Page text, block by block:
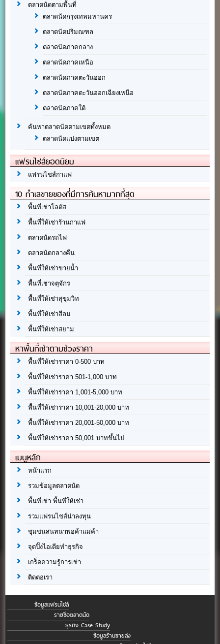
ตลาดนัดตามพื้นที่
ตลาดนัดกรุงเทพมหานคร
ตลาดนัดปริมณฑล
ตลาดนัดภาคกลาง
ตลาดนัดภาคเหนือ
ตลาดนัดภาคตะวันออก
ตลาดนัดภาคตะวันออกเฉียงเหนือ
ตลาดนัดภาคใต้
ค้นหาตลาดนัดตามเขตทั้งหมด
ตลาดนัดแบ่งตามเขต
แฟรนไชส์ยอดนิยม
แฟรนไชส์กาแฟ
10 ทำเลขายของที่มีการค้นหามากที่สุด
พื้นที่เช่าโลตัส
พื้นที่ให้เช่าร้านกาแฟ
ตลาดนัดรถไฟ
ตลาดนัดกลางคืน
พื้นที่ให้เช่าขายน้ำ
พื้นที่เช่าจตุจักร
พื้นที่ให้เช่าสุขุมวิท
พื้นที่ให้เช่าสีลม
พื้นที่ให้เช่าสยาม
หาพื้นที่เช่าตามช่วงราคา
พื้นที่ให้เช่าราคา 0-500 บาท
พื้นที่ให้เช่าราคา 501-1,000 บาท
พื้นที่ให้เช่าราคา 1,001-5,000 บาท
พื้นที่ให้เช่าราคา 10,001-20,000 บาท
พื้นที่ให้เช่าราคา 20,001-50,000 บาท
พื้นที่ให้เช่าราคา 50,001 บาทขึ้นไป
เมนูหลัก
หน้าแรก
รวมข้อมูลตลาดนัด
พื้นที่เช่า พื้นที่ให้เช่า
รวมแฟรนไชส์น่าลงทุน
ชุมชนสนทนาพ่อค้าแม่ค้า
จุดปิ๊งไอเดียทำธุรกิจ
เกร็ดความรู้การเช่า
ติดต่อเรา
ข้อมูลแฟรนไชส์
รายชื่อตลาดนัด
ธุรกิจ Case Study
ข้อมูลร้านขายส่ง